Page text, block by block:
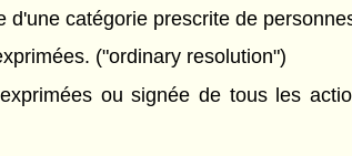
catégorie prescrite de
("ordinary resolution")
ou signée de tous les